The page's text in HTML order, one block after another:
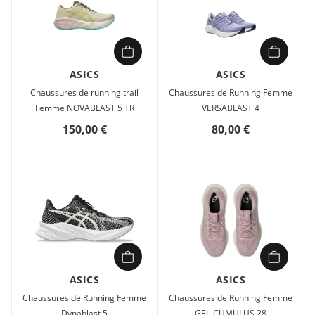
ASICS
Chaussures de running trail
Femme NOVABLAST 5 TR
150,00 €
ASICS
Chaussures de Running Femme
VERSABLAST 4
80,00 €
ASICS
Chaussures de Running Femme
ASICS
Chaussures de Running Femme